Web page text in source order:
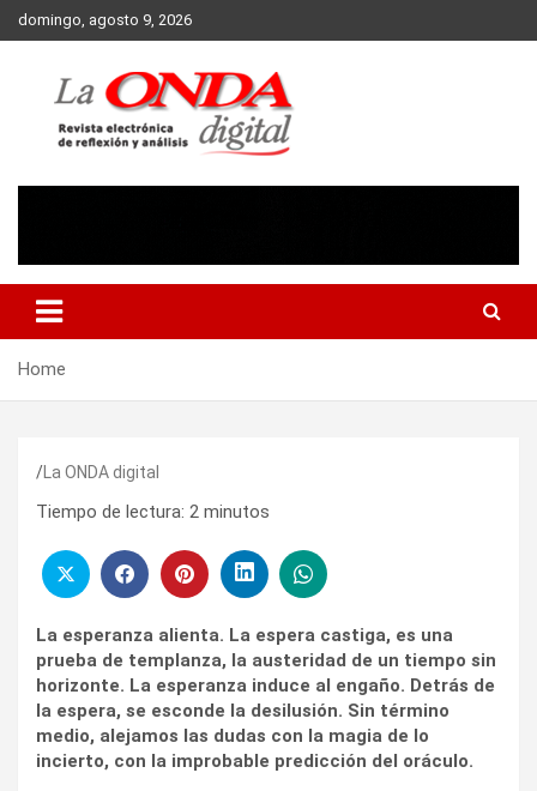
Skip
to
domingo, agosto 9, 2026
Home
La ONDA digital
Tiempo de lectura: 2 minutos
La esperanza alienta. La espera castiga, es una
prueba de templanza, la austeridad de un tiempo sin
horizonte. La esperanza induce al engaño. Detrás de
la espera, se esconde la desilusión. Sin término
medio, alejamos las dudas con la magia de lo
incierto, con la improbable predicción del oráculo.